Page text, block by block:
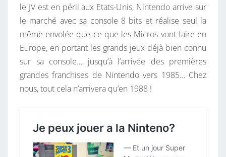
le JV est en péril aux Etats-Unis, Nintendo arrive sur
le marché avec sa console 8 bits et réalise seul la
même envolée que ce que les Micros vont faire en
Europe, en portant les grands jeux déjà bien connu
sur sa console… jusqu’à l’arrivée des premières
grandes franchises de Nintendo vers 1985… Chez
nous, tout cela n’arrivera qu’en 1988 !